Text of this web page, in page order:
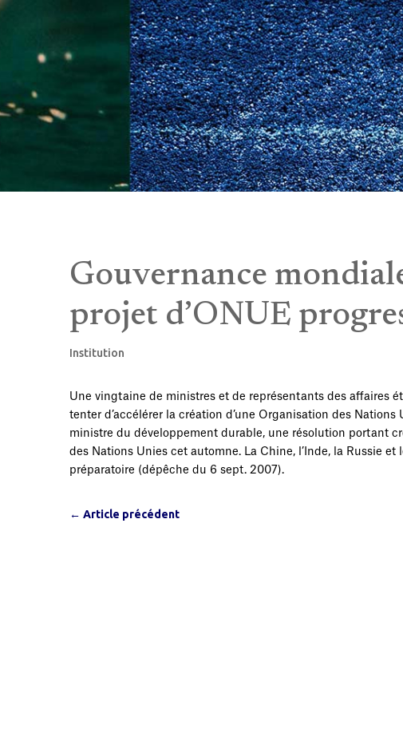
Gouvernance
projet d’ONUE
Institution
Une vingtaine de ministres et de représentants des affaires
tenter d’accélérer la création d’une Organisation des Nations
ministre du développement durable, une résolution portant
des Nations Unies cet automne. La Chine, l’Inde, la Russie
préparatoire (dépêche du 6 sept. 2007).
← Article précédent